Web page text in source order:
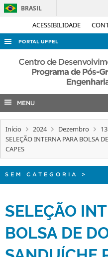
ACESSIBILIDADE
BRASIL
PORTAL UFPEL
ACESSO À INFORMAÇÃO
AUDITORIA
EDITAIS
INTERNACIONAL
OUVIDORIA
PORTARIAS
Centro de
Programa de Pós-
MENU
Início 2024 Dezembro
13
SELEÇÃO INTERNA PARA BOLSA
CAPES
SEM CATEGORIA >
SELEÇÃO
BOLSA DE